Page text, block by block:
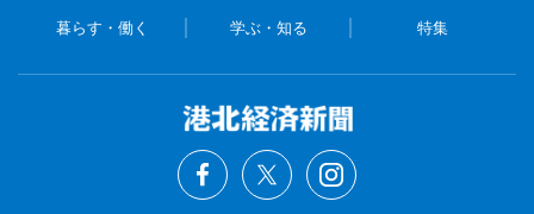
暮らす・働く 学ぶ・知る 特集